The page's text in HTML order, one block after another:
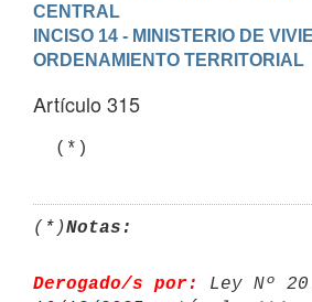
CENTRAL
INCISO 14 - MINISTERIO DE
ORDENAMIENTO TERRITORIAL
Artículo 315
(*)Notas:
Derogado/s por:
Ley Nº